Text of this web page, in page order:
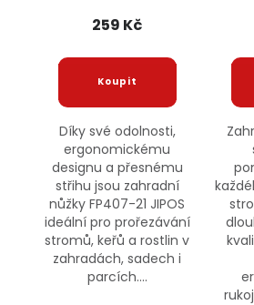
259 Kč
Díky své odolnosti,
ergonomickému
designu a přesnému
střihu jsou zahradní
nůžky FP407-21 JIPOS
ideální pro prořezávání
stromů, keřů a rostlin v
zahradách, sadech i
parcích....